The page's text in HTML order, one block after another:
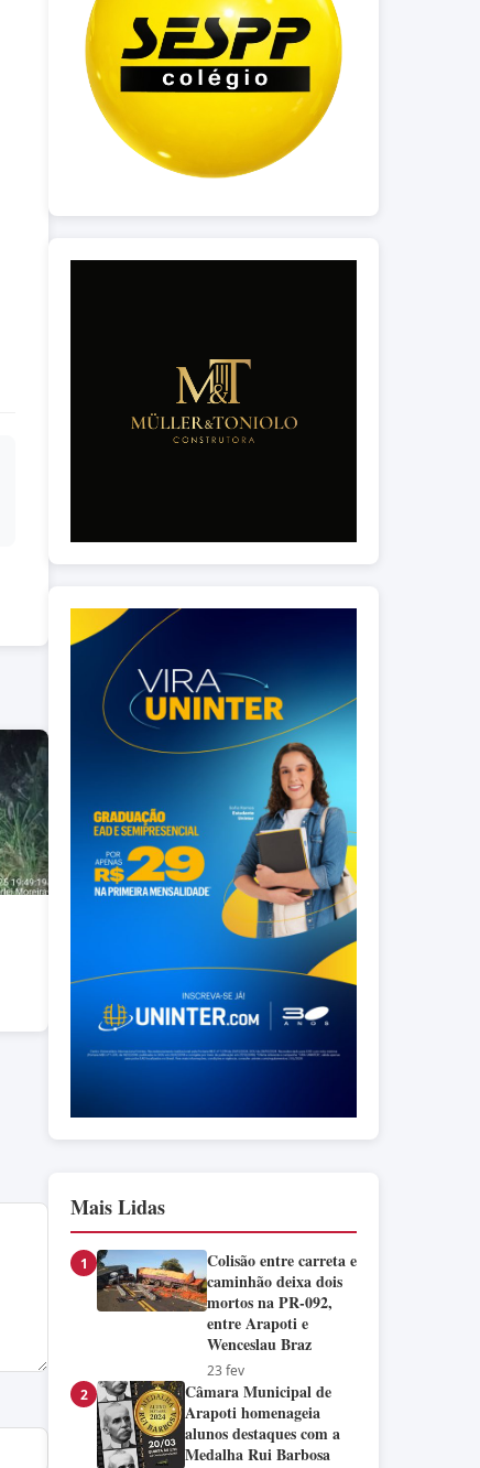
Mais Lidas
1
Colisão entre carreta e
caminhão deixa dois
mortos na PR-092,
entre Arapoti e
Wenceslau Braz
23 fev
2
Câmara Municipal de
Arapoti homenageia
alunos destaques com a
Medalha Rui Barbosa